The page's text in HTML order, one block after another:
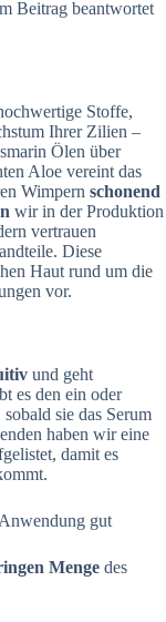
Beitrag beantwortet
Stoffe,
Ihrer Zilien –
Ölen über
Aloe vereint das
Wimpern schonend
wir in der Produktion
vertrauen
Diese
Haut rund um die
vor.
und geht
es den ein oder
sobald sie das Serum
haben wir eine
damit es
gut
Menge des